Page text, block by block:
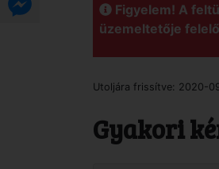
Figyelem! A
üzemeltetője
Utoljára frissítve: 2020-
Gyakori